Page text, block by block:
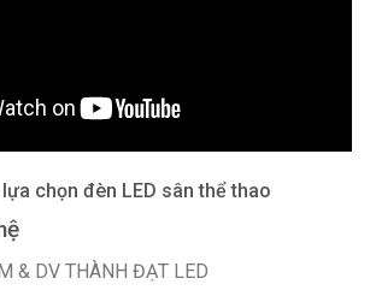
chọn đèn LED sân thể thao
& DV THÀNH ĐẠT LED